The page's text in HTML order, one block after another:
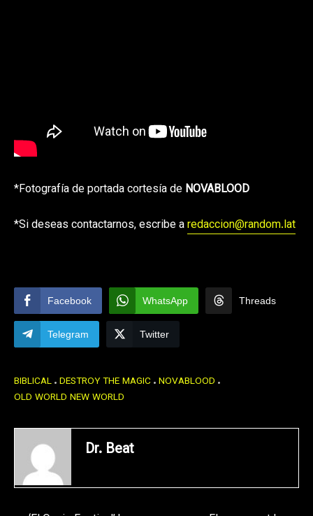
*Fotografía de portada cortesía de NOVABLOOD
*Si deseas contactarnos, escribe aredaccion@random.lat
Facebook WhatsApp Threads
Telegram Twitter
BIBLICAL DESTROY THE MAGIC NOVABLOOD
OLD WORLD NEW WORLD
Dr. Beat